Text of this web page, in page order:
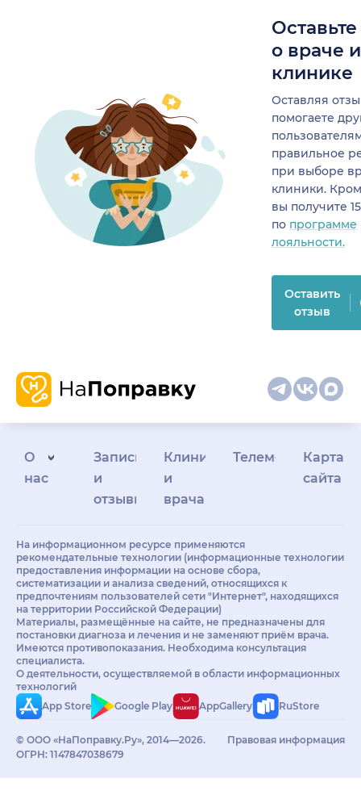
о враче
клинике
Оставляя
помогаете
правильное
при выборе
клиники.
вы получите
по программе
лояльности.
Оставить
отзыв
О
нас
Запись
и
отзывы
Клиникам
и
врачам
Телемедицина
Карта
сайта
На информационном ресурсе применяются
рекомендательные технологии (информационные технологии
предоставления информации на основе сбора,
систематизации и анализа сведений, относящихся к
предпочтениям пользователей сети "Интернет", находящихся
на территории Российской Федерации)
Материалы, размещённые на сайте, не предназначены для
постановки диагноза и лечения и не заменяют приём врача.
Имеются противопоказания. Необходима консультация
специалиста.
О деятельности, осуществляемой в области информационных
технологий
App Store
Google Play AppGallery RuStore
© ООО «НаПоправку.Ру», 2014—2026.
ОГРН: 1147847038679
Правовая информация